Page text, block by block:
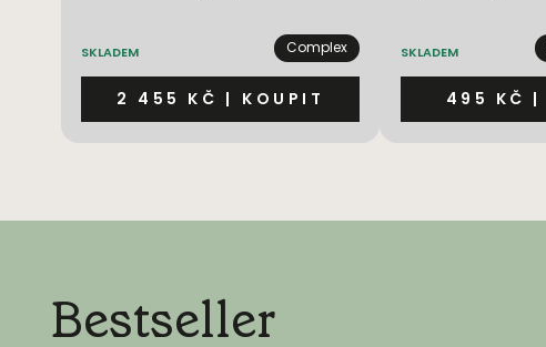
SKLADEM Complex
2 455 KČ | KOUPIT
SKLADEM
495 KČ |
Bestseller